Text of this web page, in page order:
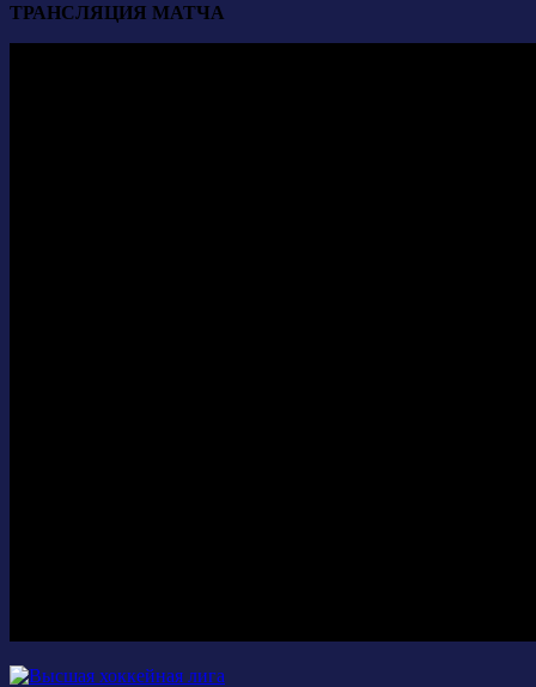
ТРАНСЛЯЦИЯ МАТЧА